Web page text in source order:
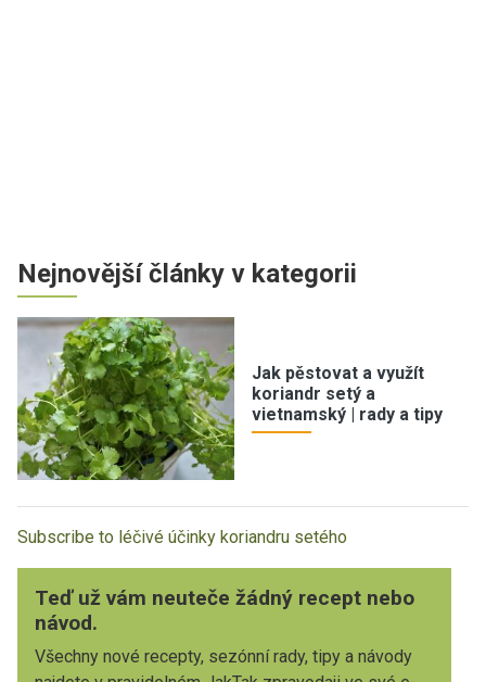
Nejnovější články v kategorii
Jak pěstovat a využít
koriandr setý a
vietnamský | rady a tipy
Subscribe to léčivé účinky koriandru setého
Teď už vám neuteče žádný recept nebo
návod.
Všechny nové recepty, sezónní rady, tipy a návody